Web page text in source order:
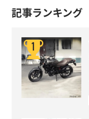
記事ランキング